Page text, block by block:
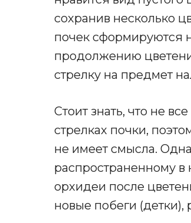
сохранив несколько
почек сформируются
продолжению
стрелку на предмет
Стоит знать, что не
стрелках почки,
не имеет смысла.
распространенному в
орхидеи после
новые побеги